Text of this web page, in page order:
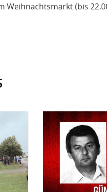
Weihnachtsmarkt (bis